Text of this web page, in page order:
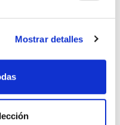
Mostrar detalles
4,99€ 0,25€ (5%)